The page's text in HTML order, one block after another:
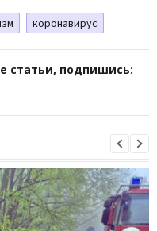
коронавирус
статьи, подпишись: